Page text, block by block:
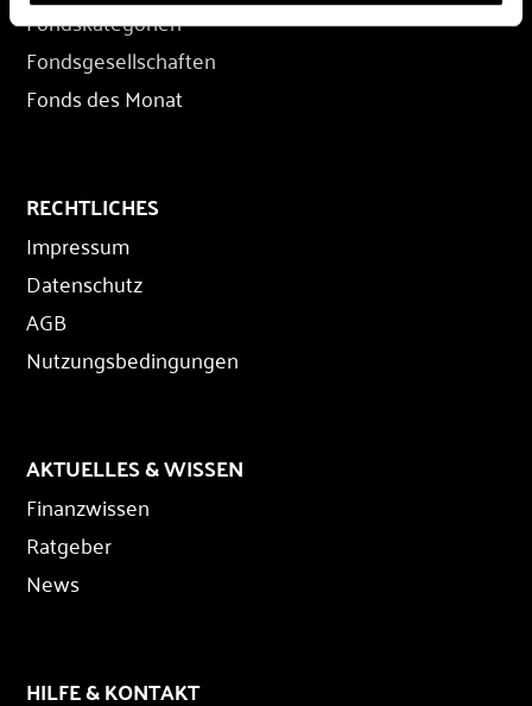
Fondskategorien
Fondsgesellschaften
Fonds des Monat
RECHTLICHES
Impressum
Datenschutz
AGB
Nutzungsbedingungen
AKTUELLES & WISSEN
Finanzwissen
Ratgeber
News
HILFE & KONTAKT